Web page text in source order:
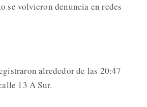
se volvieron denuncia en redes
alrededor de las 20:47
13 A Sur.